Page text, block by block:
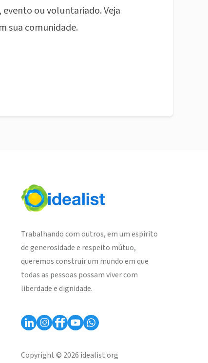
ou voluntariado. Veja
sua comunidade.
Trabalhando com outros, em um espírito
de generosidade e respeito mútuo,
queremos construir um mundo em que
todas as pessoas possam viver com
liberdade e dignidade.
Copyright © 2026 idealist.org